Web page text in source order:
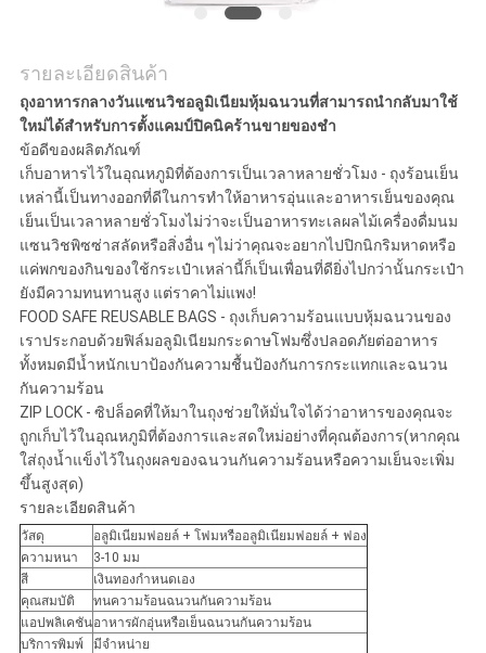
รายละเอียดสินค้า
ถุงอาหารกลางวันแซนวิชอลูมิเนียมหุ้มฉนวนที่สามารถนำกลับมาใช้
ใหม่ได้สำหรับการตั้งแคมป์ปิคนิคร้านขายของชำ
ข้อดีของผลิตภัณฑ์
เก็บอาหารไว้ในอุณหภูมิที่ต้องการเป็นเวลาหลายชั่วโมง - ถุงร้อนเย็น
เหล่านี้เป็นทางออกที่ดีในการทำให้อาหารอุ่นและอาหารเย็นของคุณ
เย็นเป็นเวลาหลายชั่วโมงไม่ว่าจะเป็นอาหารทะเลผลไม้เครื่องดื่มนม
แซนวิชพิซซ่าสลัดหรือสิ่งอื่น ๆไม่ว่าคุณจะอยากไปปิกนิกริมหาดหรือ
แค่พกของกินของใช้กระเป๋าเหล่านี้ก็เป็นเพื่อนที่ดียิ่งไปกว่านั้นกระเป๋า
ยังมีความทนทานสูง แต่ราคาไม่แพง!
FOOD SAFE REUSABLE BAGS - ถุงเก็บความร้อนแบบหุ้มฉนวนของ
เราประกอบด้วยฟิล์มอลูมิเนียมกระดาษโฟมซึ่งปลอดภัยต่ออาหาร
ทั้งหมดมีน้ำหนักเบาป้องกันความชื้นป้องกันการกระแทกและฉนวน
กันความร้อน
ZIP LOCK - ซิปล็อคที่ให้มาในถุงช่วยให้มั่นใจได้ว่าอาหารของคุณจะ
ถูกเก็บไว้ในอุณหภูมิที่ต้องการและสดใหม่อย่างที่คุณต้องการ(หากคุณ
ใส่ถุงน้ำแข็งไว้ในถุงผลของฉนวนกันความร้อนหรือความเย็นจะเพิ่ม
ขึ้นสูงสุด)
รายละเอียดสินค้า
วัสดุ
อลูมิเนียมฟอยล์ + โฟมหรืออลูมิเนียมฟอยล์ + ฟอง
ความหนา
3-10 มม
สี
เงินทองกำหนดเอง
คุณสมบัติ
ทนความร้อนฉนวนกันความร้อน
แอปพลิเคชันอาหารผักอุ่นหรือเย็นฉนวนกันความร้อน
บริการพิมพ์
มีจำหน่าย